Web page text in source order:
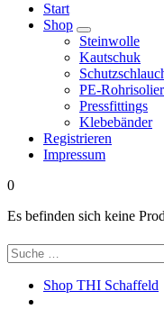
Start
Shop
Steinwolle
Kautschuk
PE-
Pressfittings
Klebebänder
Registrieren
Impressum
0
Es befinden sich keine
Suchen
nach:
Shop THI Schaffeld